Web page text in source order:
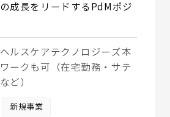
成長をリードするPdMポジ
ルスケアテクノロジーズ本
ークも可（在宅勤務・サテ
ど）
新規事業